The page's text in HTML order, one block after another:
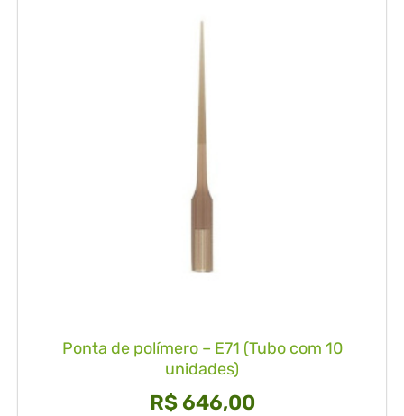
Ponta de polímero – E71 (Tubo com 10
unidades)
R$646,00